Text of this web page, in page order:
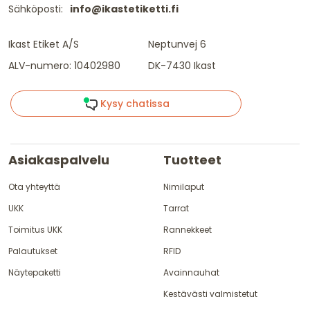
Sähköposti: info@ikastetiketti.fi
Ikast Etiket A/S
ALV-numero: 10402980
Neptunvej 6
DK-7430 Ikast
Kysy chatissa
Asiakaspalvelu
Ota yhteyttä
UKK
Toimitus UKK
Palautukset
Näytepaketti
Tuotteet
Nimilaput
Tarrat
Rannekkeet
RFID
Avainnauhat
Kestävästi valmistetut